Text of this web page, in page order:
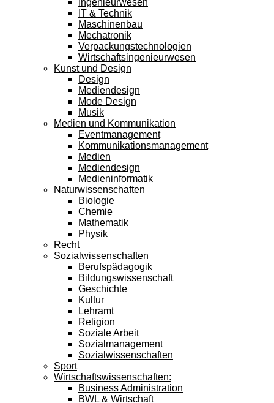
Ingenieurwesen
IT & Technik
Maschinenbau
Mechatronik
Verpackungstechnologien
Wirtschaftsingenieurwesen
Kunst und Design
Design
Mediendesign
Mode Design
Musik
Medien und Kommunikation
Eventmanagement
Kommunikationsmanagement
Medien
Mediendesign
Medieninformatik
Naturwissenschaften
Biologie
Chemie
Mathematik
Physik
Recht
Sozialwissenschaften
Berufspädagogik
Bildungswissenschaft
Geschichte
Kultur
Lehramt
Religion
Soziale Arbeit
Sozialmanagement
Sozialwissenschaften
Sport
Wirtschaftswissenschaften:
Business Administration
BWL & Wirtschaft